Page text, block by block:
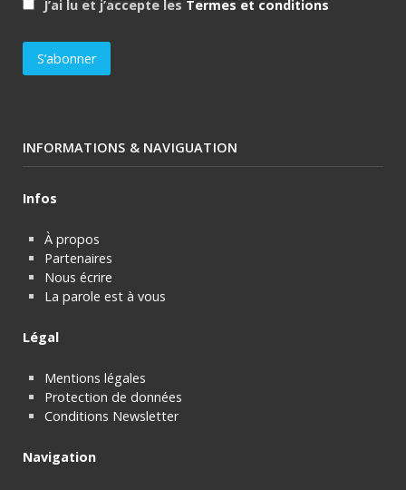
J’ai lu et j’accepte les Termes et conditions
INFORMATIONS & NAVIGUATION
Infos
À propos
Partenaires
Nous écrire
La parole est à vous
Légal
Mentions légales
Protection de données
Conditions Newsletter
Navigation